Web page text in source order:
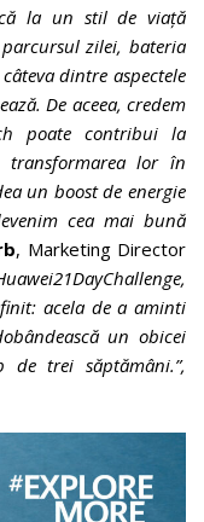
la un stil de viață
zilei, bateria
dintre aspectele
De aceea, credem
poate contribui la
transformarea lor în
un boost de energie
cea mai bună
, Marketing Director
acela de a aminti
un obicei
de trei săptămâni.”,